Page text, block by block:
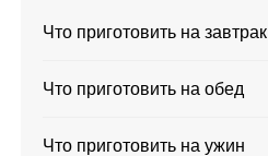
Что приготовить на завтрак
Что приготовить на обед
Что приготовить на ужин